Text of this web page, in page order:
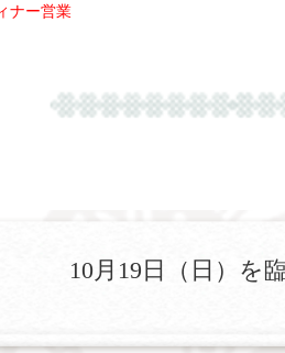
ナー営業
10月19日（日）を